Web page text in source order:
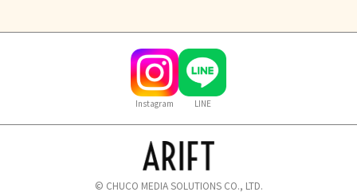
Instagram LINE
© CHUCO MEDIA SOLUTIONS CO., LTD.